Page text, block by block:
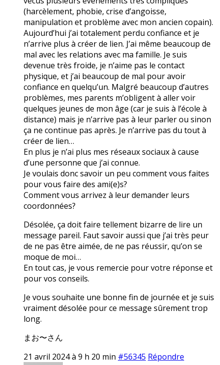
(harcèlement, phobie, crise d’angoisse,
manipulation et problème avec mon ancien copain).
Aujourd’hui j’ai totalement perdu confiance et je
n’arrive plus à créer de lien. J’ai même beaucoup de
mal avec les relations avec ma famille. Je suis
devenue très froide, je n’aime pas le contact
physique, et j’ai beaucoup de mal pour avoir
confiance en quelqu’un. Malgré beaucoup d’autres
problèmes, mes parents m’obligent à aller voir
quelques jeunes de mon âge (car je suis à l’école à
distance) mais je n’arrive pas à leur parler ou sinon
ça ne continue pas après. Je n’arrive pas du tout à
créer de lien…
En plus je n’ai plus mes réseaux sociaux à cause
d’une personne que j’ai connue.
Je voulais donc savoir un peu comment vous faites
pour vous faire des ami(e)s?
Comment vous arrivez à leur demander leurs
coordonnées?
Désolée, ça doit faire tellement bizarre de lire un
message pareil. Faut savoir aussi que j’ai très peur
de ne pas être aimée, de ne pas réussir, qu’on se
moque de moi…
En tout cas, je vous remercie pour votre réponse et
pour vos conseils.
Je vous souhaite une bonne fin de journée et je suis
vraiment désolée pour ce message sûrement trop
long.
まお〜さん
21 avril 2024 à 9 h 20 min #56345 Répondre